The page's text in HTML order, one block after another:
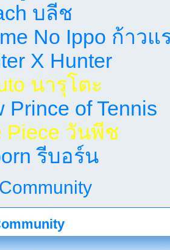
บลีช
No Ippo ก้าวแ
X Hunter
นารุโตะ
Prince of Tennis
Piece วันพีช
รีบอร์น